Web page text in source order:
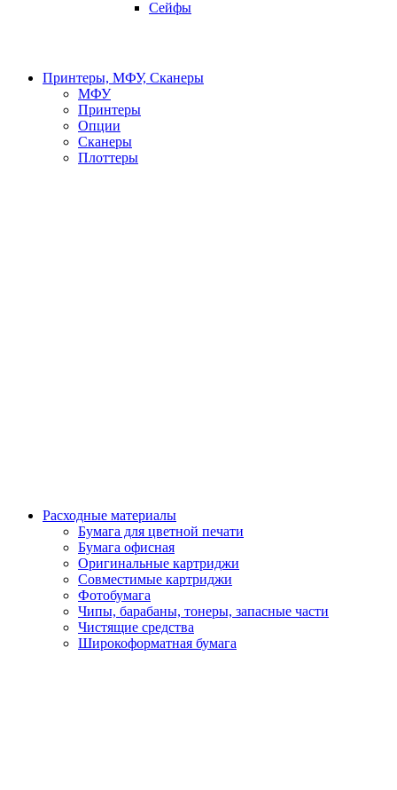
Сейфы
Принтеры, МФУ, Сканеры
МФУ
Принтеры
Опции
Сканеры
Плоттеры
Расходные материалы
Бумага для цветной печати
Бумага офисная
Оригинальные картриджи
Совместимые картриджи
Фотобумага
Чипы, барабаны, тонеры, запасные части
Чистящие средства
Широкоформатная бумага